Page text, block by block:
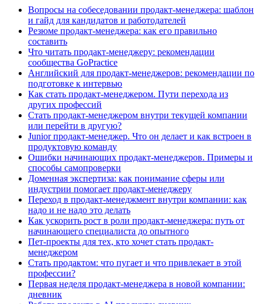
Вопросы на собеседовании продакт-менеджера: шаблон
и гайд для кандидатов и работодателей
Резюме продакт-менеджера: как его правильно
составить
Что читать продакт-менеджеру: рекомендации
сообщества GoPractice
Английский для продакт-менеджеров: рекомендации по
подготовке к интервью
Как стать продакт-менеджером. Пути перехода из
других профессий
Стать продакт-менеджером внутри текущей компании
или перейти в другую?
Junior продакт-менеджер. Что он делает и как встроен в
продуктовую команду
Ошибки начинающих продакт-менеджеров. Примеры и
способы самопроверки
Доменная экспертиза: как понимание сферы или
индустрии помогает продакт-менеджеру
Переход в продакт-менеджмент внутри компании: как
надо и не надо это делать
Как ускорить рост в роли продакт-менеджера: путь от
начинающего специалиста до опытного
Пет-проекты для тех, кто хочет стать продакт-
менеджером
Стать продактом: что пугает и что привлекает в этой
профессии?
Первая неделя продакт-менеджера в новой компании:
дневник